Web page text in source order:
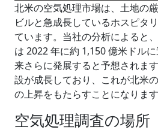
北米の空気処理市場は、土地の
ビルと急成長しているホスピタ
ています。当社の分析によると
は 2022 年に約 1,150 億米ドル
来さらに発展すると予想されま
設が成長しており、これが北米
の上昇をもたらすことになります
空気処理調査の場所